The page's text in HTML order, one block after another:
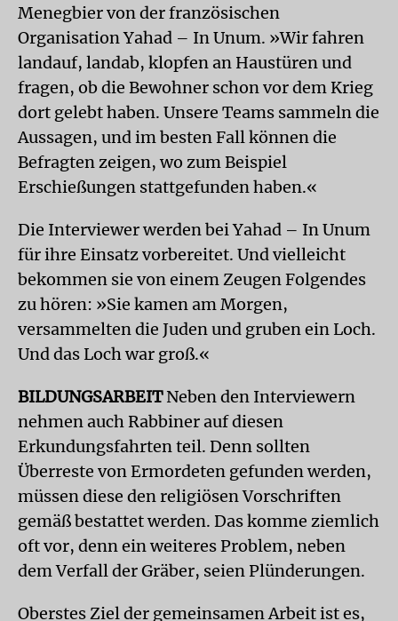
Menegbier von der französischen
Organisation Yahad – In Unum. »Wir fahren
landauf, landab, klopfen an Haustüren und
fragen, ob die Bewohner schon vor dem Krieg
dort gelebt haben. Unsere Teams sammeln die
Aussagen, und im besten Fall können die
Befragten zeigen, wo zum Beispiel
Erschießungen stattgefunden haben.«
Die Interviewer werden bei Yahad – In Unum
für ihre Einsatz vorbereitet. Und vielleicht
bekommen sie von einem Zeugen Folgendes
zu hören: »Sie kamen am Morgen,
versammelten die Juden und gruben ein Loch.
Und das Loch war groß.«
BILDUNGSARBEITNeben den Interviewern
nehmen auch Rabbiner auf diesen
Erkundungsfahrten teil. Denn sollten
Überreste von Ermordeten gefunden werden,
müssen diese den religiösen Vorschriften
gemäß bestattet werden. Das komme ziemlich
oft vor, denn ein weiteres Problem, neben
dem Verfall der Gräber, seien Plünderungen.
Oberstes Ziel der gemeinsamen Arbeit ist es,